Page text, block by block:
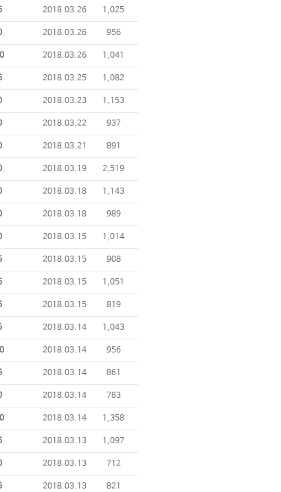
2018.03.26 1,025
2018.03.26 956
2018.03.26 1,041
2018.03.25 1,082
2018.03.23 1,153
2018.03.22 937
2018.03.21 891
2018.03.19 2,519
2018.03.18 1,143
2018.03.18 989
2018.03.15 1,014
2018.03.15 908
2018.03.15 1,051
2018.03.15 819
2018.03.14 1,043
2018.03.14 956
2018.03.14 861
2018.03.14 783
2018.03.14 1,358
2018.03.13 1,097
2018.03.13 712
2018.03.13 821